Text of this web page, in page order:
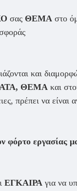
σας ΘΕΜΑ στο
και
ΘΕΜΑ και
πρέπει να είναι
φόρτο εργασίας
ΕΓΚΑΙΡΑ για να